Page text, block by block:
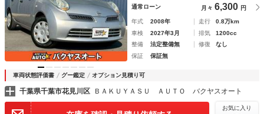
通常ローン 月々 6,300 円
年式 2008年 走行
0.8万km
車検
2027年3月 排気
1200cc
整備
法定整備無 修復
なし
保証
保証無
車両状態評価書 グー鑑定 オプション見積り可
千葉県千葉市花見川区 ＢＡＫＵＹＡＳＵ ＡＵＴＯ バクヤスオート
お気に入り